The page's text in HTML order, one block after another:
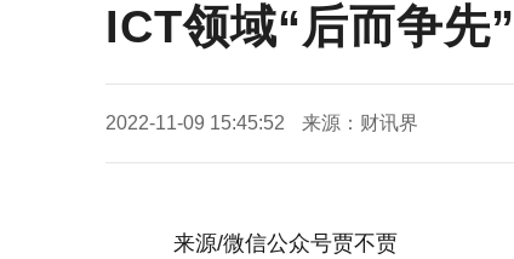
ICT领域“后而争先
2022-11-09 15:45:52 来源：财讯界
来源/微信公众号贾不贾